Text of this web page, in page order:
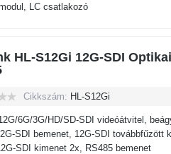
LC csatlakozó
HL-S12Gi 12G-SDI
Cikkszám: HL-S12Gi
6G/3G/HD/SD-SDI videóátvitel,
SDI bemenet, 12G-SDI továbbfűzött
SDI kimenet 2x, RS485 bemenet